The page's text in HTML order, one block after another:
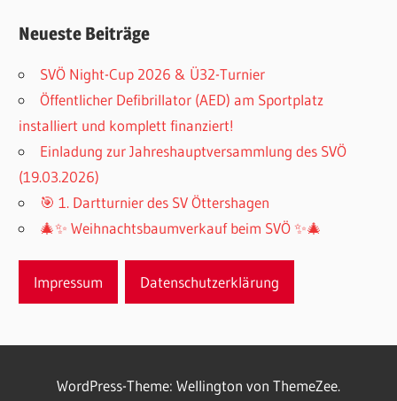
Neueste Beiträge
SVÖ Night-Cup 2026 & Ü32-Turnier
Öffentlicher Defibrillator (AED) am Sportplatz
installiert und komplett finanziert!
Einladung zur Jahreshauptversammlung des SVÖ
(19.03.2026)
🎯 1. Dartturnier des SV Öttershagen
🎄✨ Weihnachtsbaumverkauf beim SVÖ ✨🎄
Impressum Datenschutzerklärung
WordPress-Theme: Wellington von ThemeZee.